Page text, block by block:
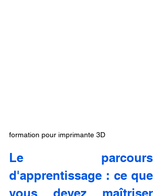
formation pour imprimante 3D
Le parcours
d'apprentissage : ce que
vous devez maîtriser